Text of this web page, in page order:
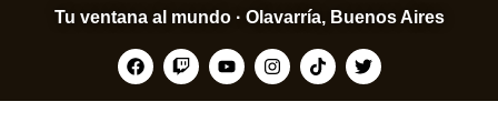
Tu ventana al mundo · Olavarría, Buenos Aires